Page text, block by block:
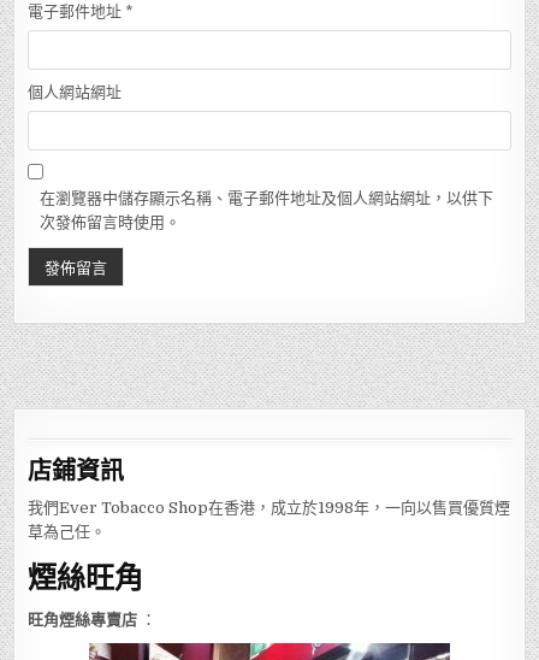
電子郵件地址 *
個人網站網址
在瀏覽器中儲存顯示名稱、電子郵件地址及個人網站網址，以供下
次發佈留言時使用。
店鋪資訊
我們Ever Tobacco Shop在香港，成立於1998年，一向以售買優質煙
草為己任。
煙絲旺角
旺角煙絲專賣店 ：